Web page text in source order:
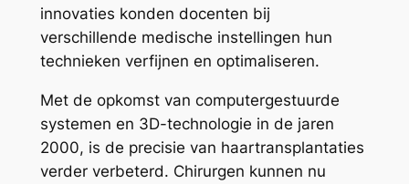
innovaties konden docenten bij
verschillende medische instellingen hun
technieken verfijnen en optimaliseren.
Met de opkomst van computergestuurde
systemen en 3D-technologie in de jaren
2000, is de precisie van haartransplantaties
verder verbeterd. Chirurgen kunnen nu